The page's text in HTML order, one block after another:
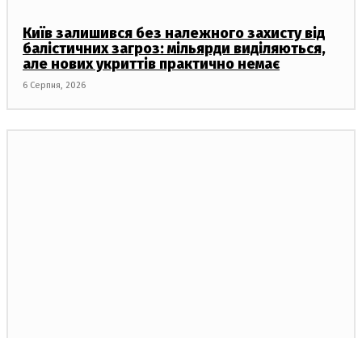
Київ залишився без належного захисту від
балістичних загроз: мільярди виділяються,
але нових укриттів практично немає
6 Серпня, 2026